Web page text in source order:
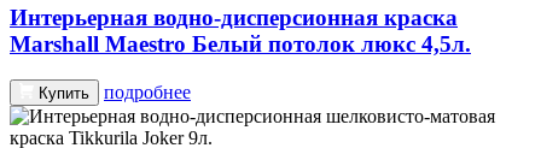
Интерьерная водно-дисперсионная краска
Marshall Maestro Белый потолок люкс 4,5л.
Купить подробнее